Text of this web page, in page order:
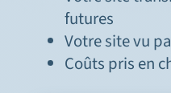
futures
Votre site vu
Coûts pris en